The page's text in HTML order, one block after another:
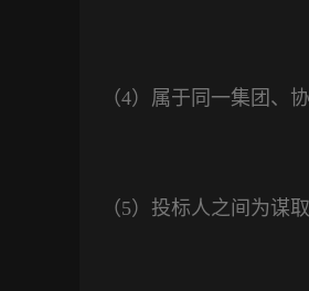
（4）属于同一集团、
（5）投标人之间为谋